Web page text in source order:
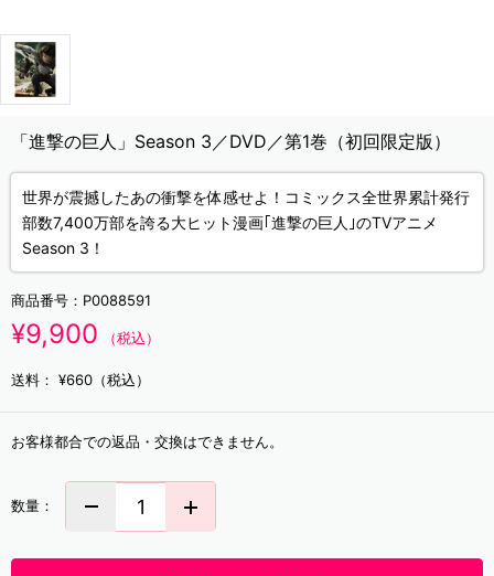
「進撃の巨人」Season 3／DVD／第1巻（初回限定版）
世界が震撼したあの衝撃を体感せよ！コミックス全世界累計発行
部数7,400万部を誇る大ヒット漫画｢進撃の巨人｣のTVアニメ
Season 3！
商品番号： P0088591
¥9,900 （税込）
送料： ¥660（税込）
お客様都合での返品・交換はできません。
数量：